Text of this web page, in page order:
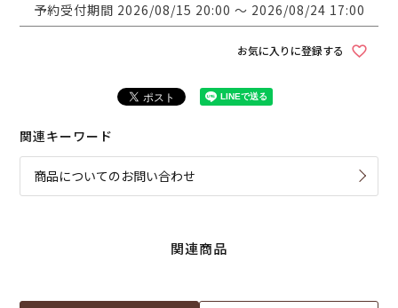
予約受付期間 2026/08/15 20:00 〜 2026/08/24 17:00
お気に入りに登録する
関連キーワード
商品についてのお問い合わせ
関連商品